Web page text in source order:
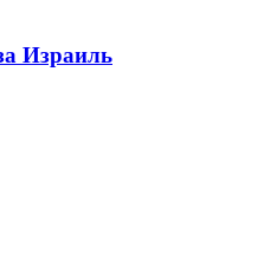
Израиль